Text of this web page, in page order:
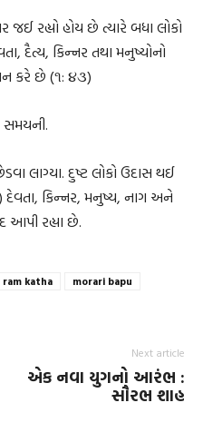
જઈ રહ્યો હોય છે ત્યારે બધા લોકો
દૈત્ય, કિન્નર તથા મનુષ્યોનો
કરે છે (૧: ૪૩)
સમયની.
લાગ્યા. દુષ્ટ લોકો ઉદાસ થઈ
કિન્નર, મનુષ્ય, નાગ અને
આપી રહ્યા છે.
ram katha
morari bapu
Next article
એક નવા યુગનો આરંભ :
સૌરભ શાહ